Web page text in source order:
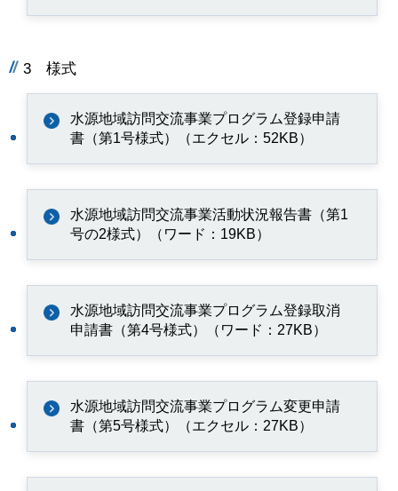
3 様式
水源地域訪問交流事業プログラム登録申請
書（第1号様式）（エクセル：52KB）
水源地域訪問交流事業活動状況報告書（第1
号の2様式）（ワード：19KB）
水源地域訪問交流事業プログラム登録取消
申請書（第4号様式）（ワード：27KB）
水源地域訪問交流事業プログラム変更申請
書（第5号様式）（エクセル：27KB）